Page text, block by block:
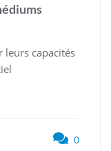
capacités
0